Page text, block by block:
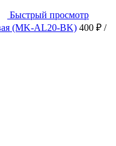
Быстрый просмотр
(MK-AL20-BK) 400 ₽ /